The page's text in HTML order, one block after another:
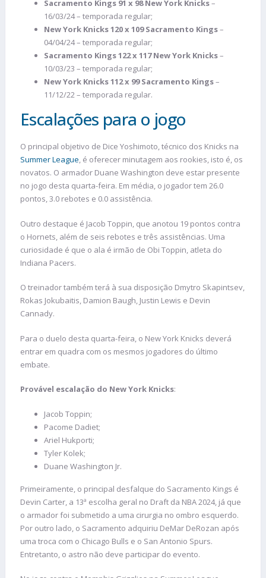
Sacramento Kings 91 x 98 New York Knicks–
16/03/24 – temporada regular;
New York Knicks 120 x 109 Sacramento Kings–
04/04/24 – temporada regular;
Sacramento Kings 122 x 117 New York Knicks–
10/03/23 – temporada regular;
New York Knicks 112 x 99 Sacramento Kings–
11/12/22 – temporada regular.
Escalações para o jogo
O principal objetivo de Dice Yoshimoto, técnico dos Knicks na
Summer League, é oferecer minutagem aos rookies, isto é, os
novatos. O armador Duane Washington deve estar presente
no jogo desta quarta-feira. Em média, o jogador tem 26.0
pontos, 3.0 rebotes e 0.0 assistência.
Outro destaque é Jacob Toppin, que anotou 19 pontos contra
o Hornets, além de seis rebotes e três assistências. Uma
curiosidade é que o ala é irmão de Obi Toppin, atleta do
Indiana Pacers.
O treinador também terá à sua disposição Dmytro Skapintsev,
Rokas Jokubaitis, Damion Baugh, Justin Lewis e Devin
Cannady.
Para o duelo desta quarta-feira, o New York Knicks deverá
entrar em quadra com os mesmos jogadores do último
embate.
Provável escalação do New York Knicks:
Jacob Toppin;
Pacome Dadiet;
Ariel Hukporti;
Tyler Kolek;
Duane Washington Jr.
Primeiramente, o principal desfalque do Sacramento Kings é
Devin Carter, a 13ª escolha geral no Draft da NBA 2024, já que
o armador foi submetido a uma cirurgia no ombro esquerdo.
Por outro lado, o Sacramento adquiriu DeMar DeRozan após
uma troca com o Chicago Bulls e o San Antonio Spurs.
Entretanto, o astro não deve participar do evento.